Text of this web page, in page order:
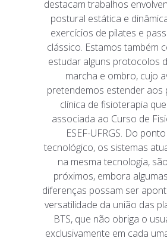
destacam trabalhos
postural estática e
exercícios de pilates e
clássico. Estamos também
estudar alguns protocolos
marcha e ombro, cujo
pretendemos estender aos
clínica de fisioterapia
associada ao Curso de
ESEF-UFRGS. Do
tecnológico, os sistemas
na mesma tecnologia,
próximos, embora
diferenças possam ser
versatilidade da união das
BTS, que não obriga o
exclusivamente em cada